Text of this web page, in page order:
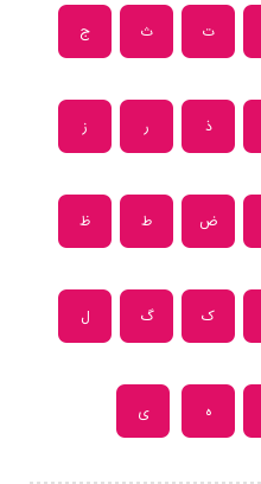
ت ث ج
ذ ر ز
ض ط ظ
ک گ ل
ه ی